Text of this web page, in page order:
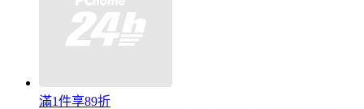
滿1件享89折